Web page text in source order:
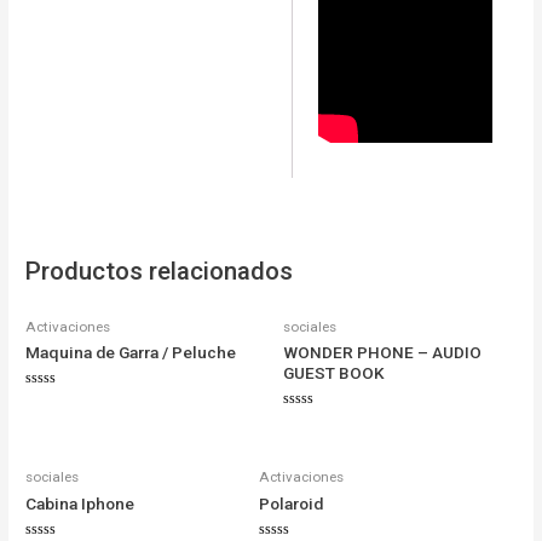
Productos relacionados
Activaciones
Maquina de Garra / Peluche
sociales
WONDER PHONE – AUDIO
GUEST BOOK
5
sociales
Cabina Iphone
Activaciones
Polaroid